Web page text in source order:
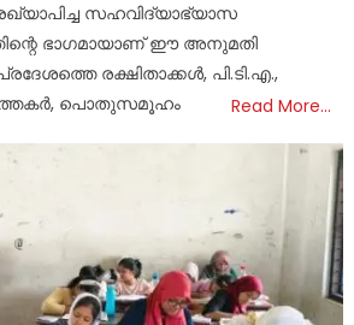
സഹവിദ്യാഭ്യാസ
ഭാഗമായാണ് ഈ അനുമതി
രക്ഷിതാക്കൾ, പി.ടി.എ.,
പൊതുസമൂഹം
Read More…